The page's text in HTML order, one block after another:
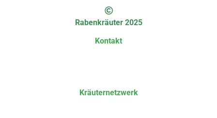
Rabenkräuter 2025
Kontakt
Kräuternetzwerk